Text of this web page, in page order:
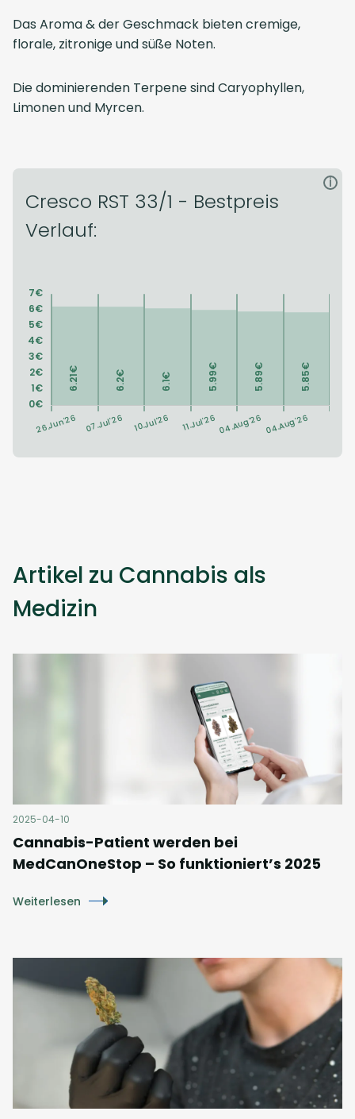
Das Aroma & der Geschmack bieten cremige,
florale, zitronige und süße Noten.
Die dominierenden Terpene sind Caryophyllen,
Limonen und Myrcen.
Cresco RST 33/1 - Bestpreis
Verlauf:
i
Artikel zu Cannabis als
Medizin
2025-04-10
Cannabis-Patient werden bei
MedCanOneStop – So funktioniert’s 2025
Weiterlesen